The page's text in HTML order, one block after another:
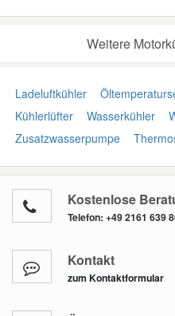
Weitere
Ladeluftkühler
Kühlerlüfter
Wasserkühler
Zusatzwasserpumpe
Kostenlose
Telefon: +49 2161 639
Kontakt
zum Kontaktformular